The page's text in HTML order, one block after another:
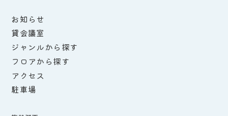
お知らせ
貸会議室
ジャンルから探す
フロアから探す
アクセス
駐車場